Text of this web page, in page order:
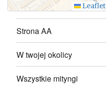
Leaflet
Strona AA
W twojej okolicy
Wszystkie mityngi